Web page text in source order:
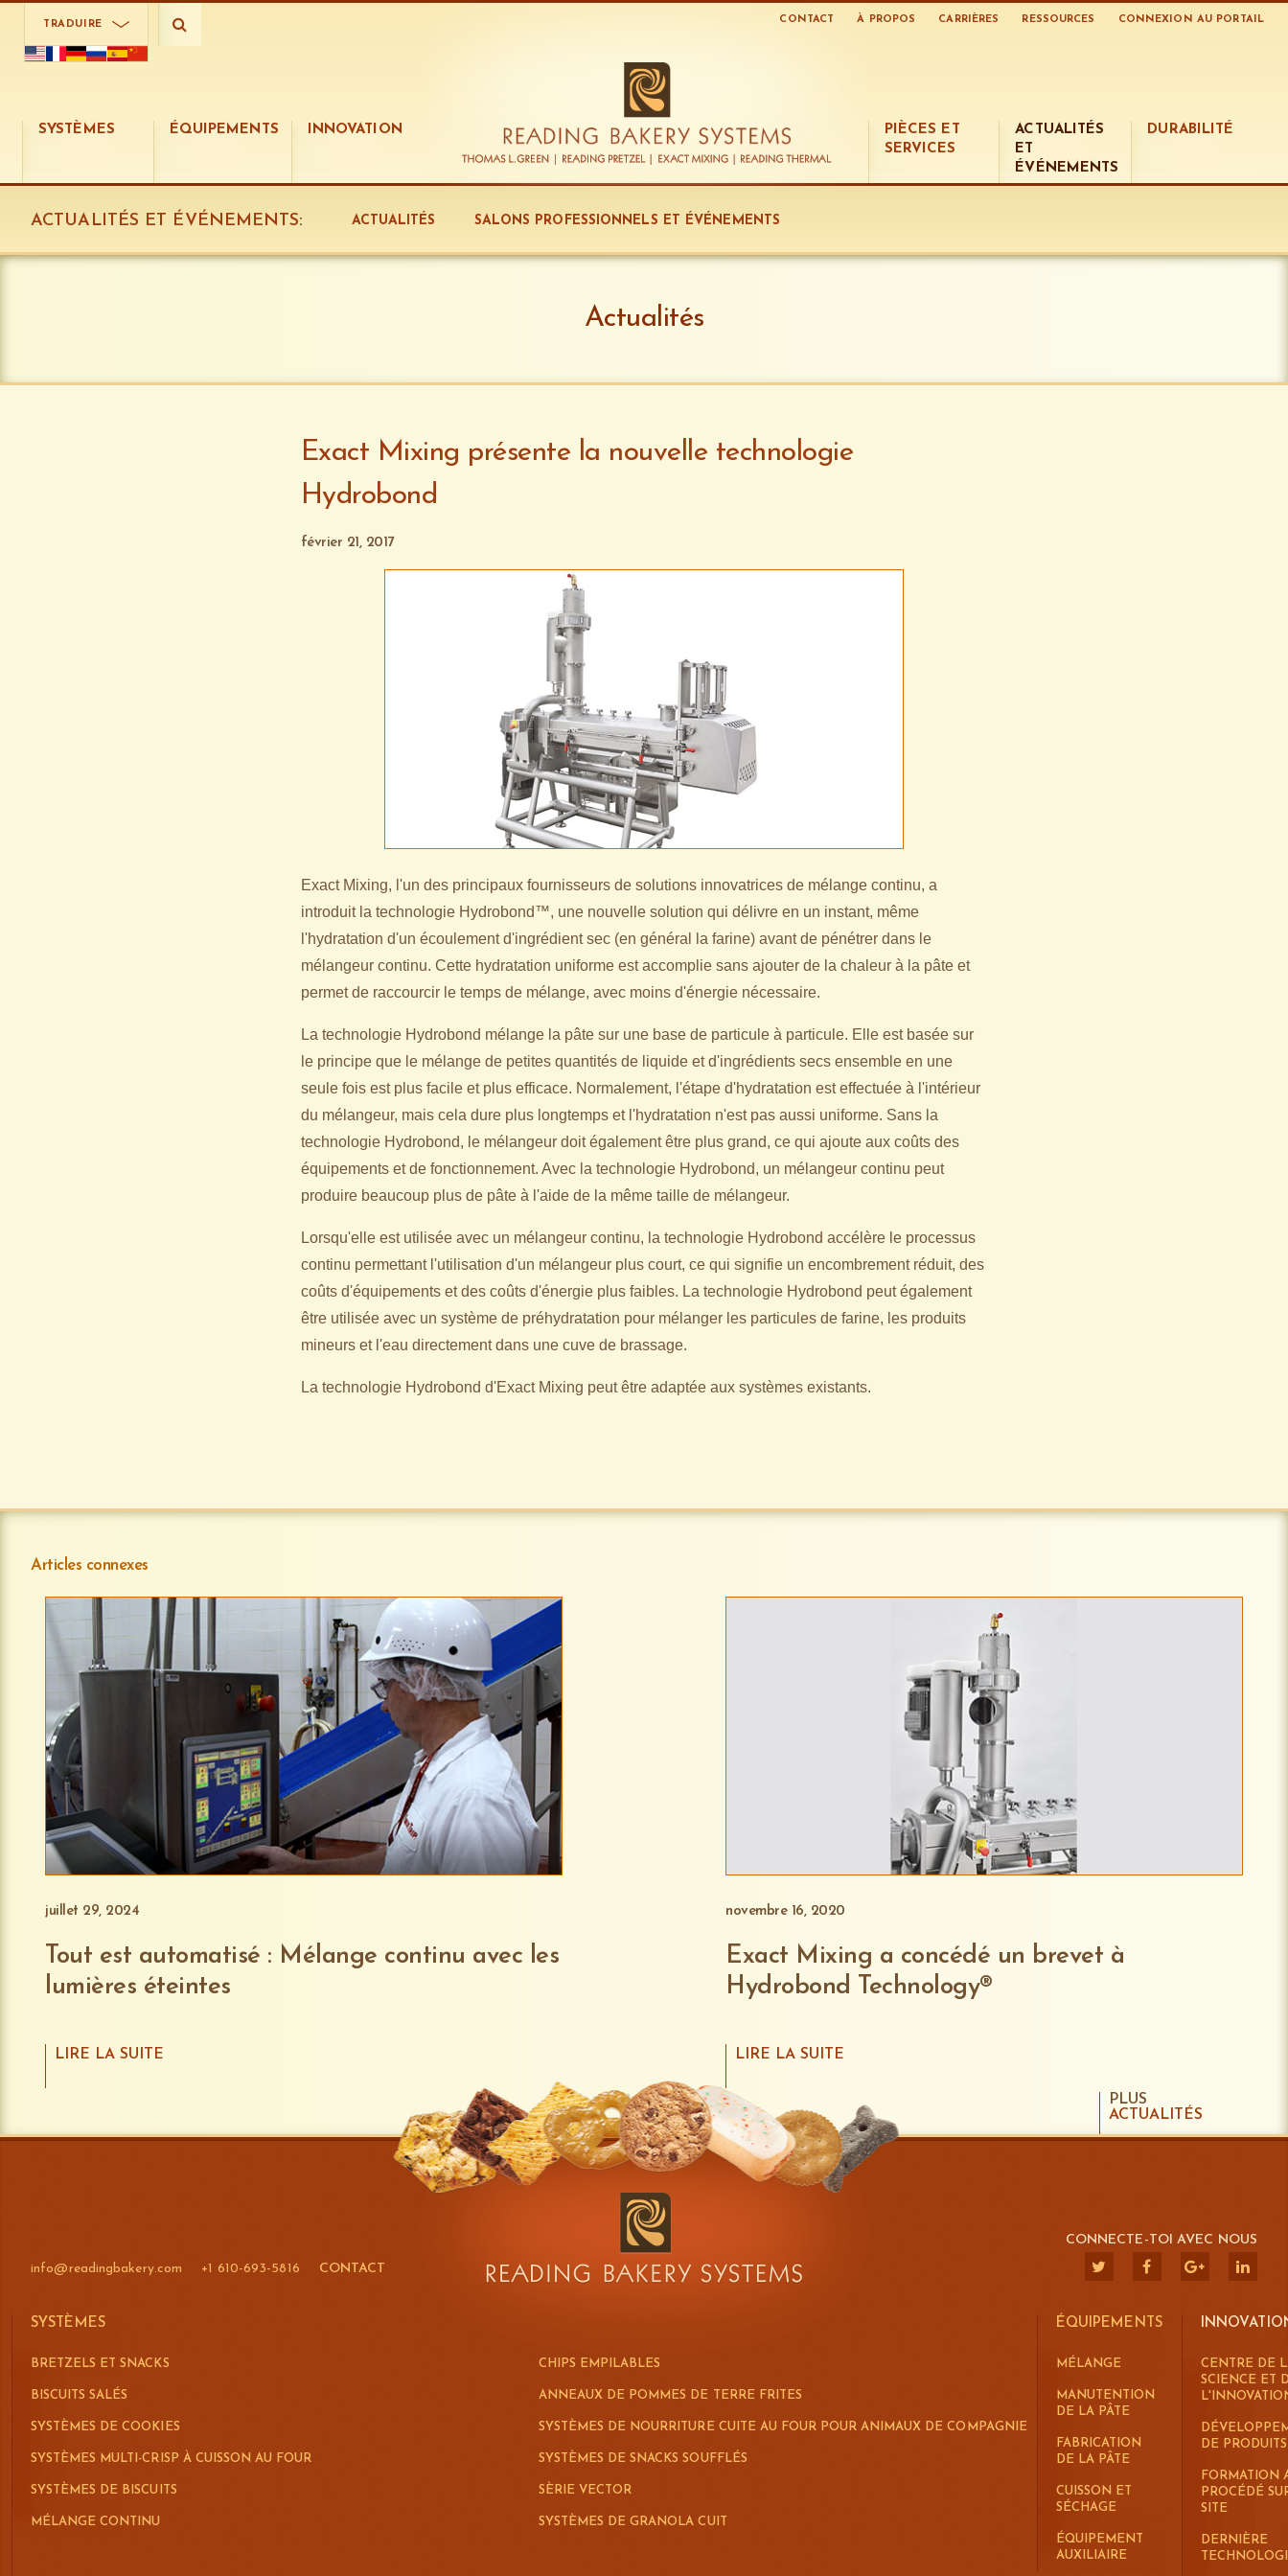
TRADUIRE CONTACT À PROPOS CARRIÈRES RESSOURCES CONNEXION AU PORTAIL
SYSTÈMES ÉQUIPEMENTS INNOVATION
PIÈCES ET
SERVICES
ACTUALITÉS
ET
ÉVÉNEMENTS
DURABILITÉ
ACTUALITÉS ET ÉVÉNEMENTS: ACTUALITÉS SALONS PROFESSIONNELS ET ÉVÉNEMENTS
Actualités
Exact Mixing présente la nouvelle technologie
Hydrobond
février 21, 2017
Exact Mixing, l'un des principaux fournisseurs de solutions innovatrices de mélange continu, a
introduit la technologie Hydrobond™, une nouvelle solution qui délivre en un instant, même
l'hydratation d'un écoulement d'ingrédient sec (en général la farine) avant de pénétrer dans le
mélangeur continu. Cette hydratation uniforme est accomplie sans ajouter de la chaleur à la pâte et
permet de raccourcir le temps de mélange, avec moins d'énergie nécessaire.
La technologie Hydrobond mélange la pâte sur une base de particule à particule. Elle est basée sur
le principe que le mélange de petites quantités de liquide et d'ingrédients secs ensemble en une
seule fois est plus facile et plus efficace. Normalement, l'étape d'hydratation est effectuée à l'intérieur
du mélangeur, mais cela dure plus longtemps et l'hydratation n'est pas aussi uniforme. Sans la
technologie Hydrobond, le mélangeur doit également être plus grand, ce qui ajoute aux coûts des
équipements et de fonctionnement. Avec la technologie Hydrobond, un mélangeur continu peut
produire beaucoup plus de pâte à l'aide de la même taille de mélangeur.
Lorsqu'elle est utilisée avec un mélangeur continu, la technologie Hydrobond accélère le processus
continu permettant l'utilisation d'un mélangeur plus court, ce qui signifie un encombrement réduit, des
coûts d'équipements et des coûts d'énergie plus faibles. La technologie Hydrobond peut également
être utilisée avec un système de préhydratation pour mélanger les particules de farine, les produits
mineurs et l'eau directement dans une cuve de brassage.
La technologie Hydrobond d'Exact Mixing peut être adaptée aux systèmes existants.
Articles connexes
juillet 29, 2024
Tout est automatisé : Mélange continu avec les
lumières éteintes
LIRE LA SUITE
novembre 16, 2020
Exact Mixing a concédé un brevet à
Hydrobond Technology®
LIRE LA SUITE
PLUS
ACTUALITÉS
info@readingbakery.com +1 610-693-5816 CONTACT
CONNECTE-TOI AVEC NOUS
SYSTÈMES
BRETZELS ET SNACKS
BISCUITS SALÉS
SYSTÈMES DE COOKIES
SYSTÈMES MULTI-CRISP À CUISSON AU FOUR
SYSTÈMES DE BISCUITS
MÉLANGE CONTINU
CHIPS EMPILABLES
ANNEAUX DE POMMES DE TERRE FRITES
SYSTÈMES DE NOURRITURE CUITE AU FOUR POUR ANIMAUX DE COMPAGNIE
SYSTÈMES DE SNACKS SOUFFLÉS
SÈRIE VECTOR
SYSTÈMES DE GRANOLA CUIT
ÉQUIPEMENTS
MÉLANGE
MANUTENTION
DE LA PÂTE
FABRICATION
DE LA PÂTE
CUISSON ET
SÉCHAGE
ÉQUIPEMENT
AUXILIAIRE
CENTRE DE
SCIENCE ET
DE PRODUITS
FORMATION
PROCÉDÉ
SITE
DERNIÈRE